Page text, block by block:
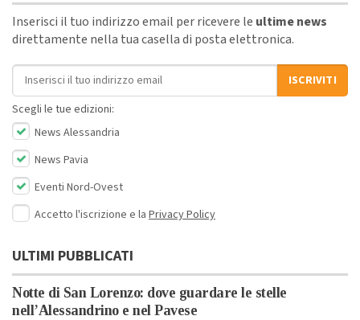
Inserisci il tuo indirizzo email per ricevere le ultime news
direttamente nella tua casella di posta elettronica.
Indirizzo email
ISCRIVITI
Scegli le tue edizioni:
News Alessandria
News Pavia
Eventi Nord-Ovest
Accetto l'iscrizione e la Privacy Policy
ULTIMI PUBBLICATI
Notte di San Lorenzo: dove guardare le stelle
nell’Alessandrino e nel Pavese